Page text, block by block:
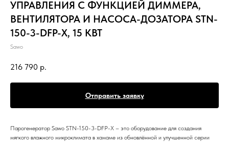
УПРАВЛЕНИЯ С ФУНКЦИЕЙ ДИММЕРА,
ВЕНТИЛЯТОРА И НАСОСА-ДОЗАТОРА STN-
150-3-DFP-X, 15 КВТ
Sawo
216 790 р.
Отправить заявку
Парогенератор Sawo STN-150-3-DFP-X – это оборудование для создания
мягкого влажного микроклимата в хамаме из обновлённой и улучшенной серии